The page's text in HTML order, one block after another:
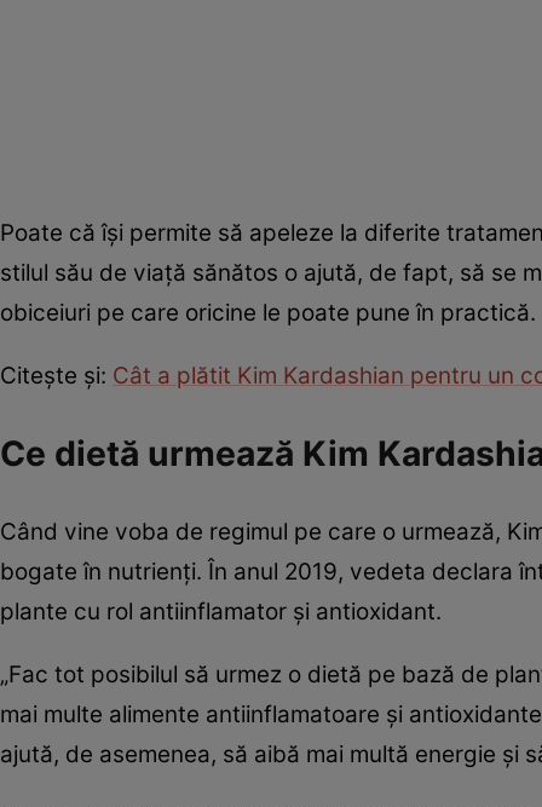
Poate că își permite să apeleze la diferite
stilul său de viață sănătos o ajută, de fapt, să se
obiceiuri pe care oricine le poate pune în
Citește și: Cât a plătit Kim Kardashian pentru un
Ce dietă urmează Kim
Când vine voba de regimul pe care o urmează,
bogate în nutrienți. În anul 2019, vedeta declara
plante cu rol antiinflamator și antioxidant.
„Fac tot posibilul să urmez o dietă pe bază de
mai multe alimente antiinflamatoare și
ajută, de asemenea, să aibă mai multă energie și